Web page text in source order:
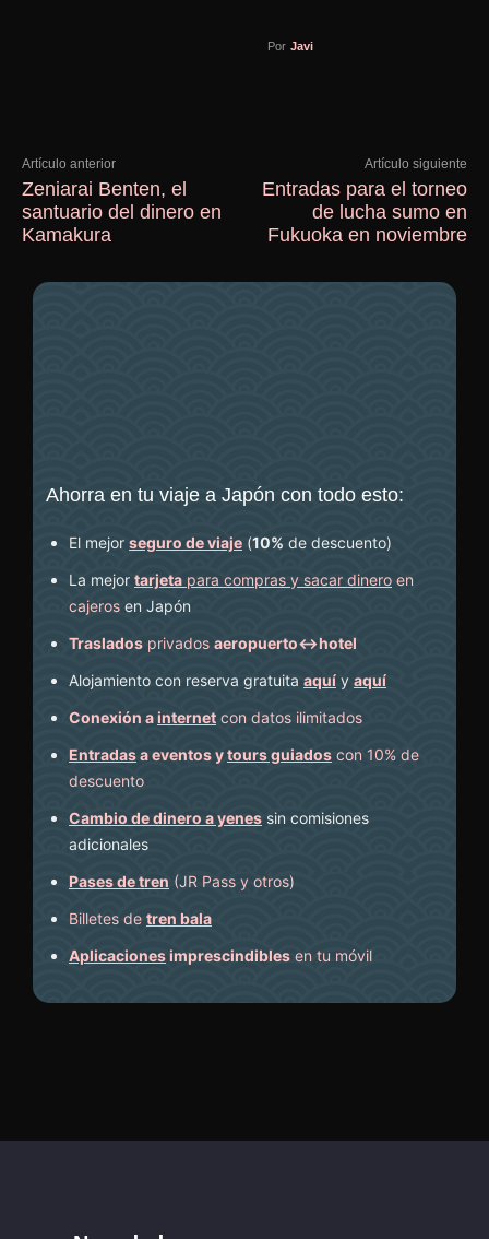
Por Javi
Artículo anterior
Zeniarai Benten, el
santuario del dinero en
Kamakura
Artículo siguiente
Entradas para el torneo
de lucha sumo en
Fukuoka en noviembre
Ahorra en tu viaje a Japón con todo esto:
El mejor seguro de viaje (10% de descuento)
La mejor tarjeta para compras y sacar dinero en
cajeros en Japón
Traslados privados aeropuerto↔hotel
Alojamiento con reserva gratuita aquí y aquí
Conexión ainternet con datos ilimitados
Entradasa eventos ytours guiados con 10% de
descuento
Cambio de dinero a yenes sin comisiones
adicionales
Pases de tren (JR Pass y otros)
Billetes de tren bala
Aplicacionesimprescindibles en tu móvil